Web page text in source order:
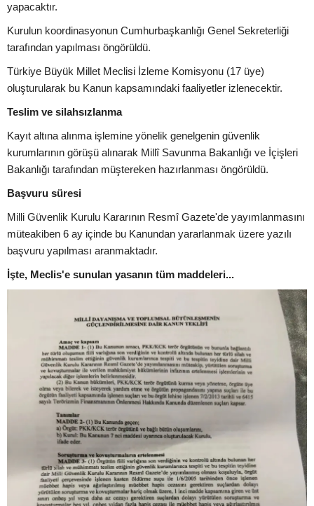
yapacaktır.
Kurulun koordinasyonun Cumhurbaşkanlığı Genel Sekreterliği
tarafından yapılması öngörüldü.
Türkiye Büyük Millet Meclisi İzleme Komisyonu (17 üye)
oluşturularak bu Kanun kapsamındaki faaliyetler izlenecektir.
Teslim ve silahsızlanma
Kayıt altına alınma işlemine yönelik genelgenin güvenlik
kurumlarının görüşü alınarak Millî Savunma Bakanlığı ve İçişleri
Bakanlığı tarafından müştereken hazırlanması öngörüldü.
Başvuru süresi
Milli Güvenlik Kurulu Kararının Resmî Gazete'de yayımlanmasını
müteakiben 6 ay içinde bu Kanundan yararlanmak üzere yazılı
başvuru yapılması aranmaktadır.
İşte, Meclis'e sunulan yasanın tüm maddeleri...